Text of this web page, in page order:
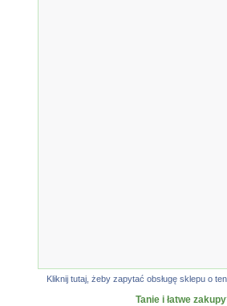
Kliknij tutaj, żeby zapytać obsługę sklepu o
Tanie i łatwe